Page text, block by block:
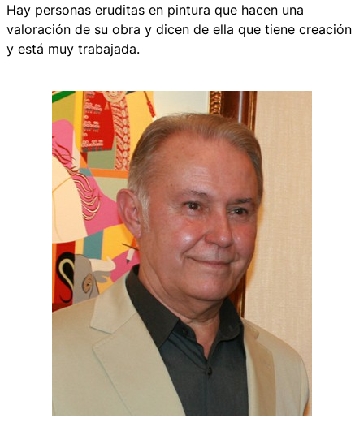
Hay personas eruditas en pintura que hacen una
valoración de su obra y dicen de ella que tiene creación
y está muy trabajada.